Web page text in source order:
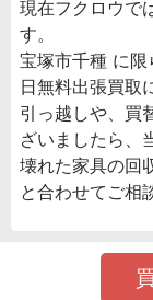
現在フクロウで
す。
宝塚市千種 に
日無料出張買取
引っ越しや、買
ざいましたら、
壊れた家具の回
と合わせてご相